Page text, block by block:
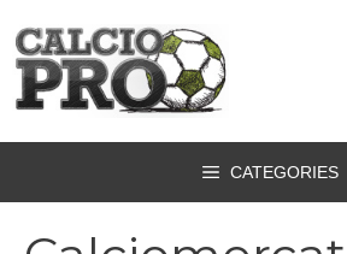
contenuto
CATEGORIES